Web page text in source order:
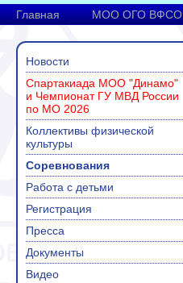
Главная МОО ОГО ВФСО
Новости
Спартакиада МОО "Динамо"
и Чемпионат ГУ МВД России
по МО 2026
Коллективы физической
культуры
Соревнования
Работа с детьми
Регистрация
Пресса
Документы
Видео